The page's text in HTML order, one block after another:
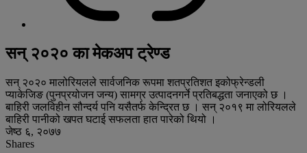
सन् २०२० का मेकअप ट्रेण्ड
सन् २०२० मालोरियलले सार्वजनिक रूपमा शतप्रतिशत इकोफ्रेन्डली
प्याकेजिङ (पुनप्रयोजन जन्य) सामग्र उत्पादनगर्ने प्रतिबद्धता जनाएको छ ।
बाहिरी जलविहीन सौन्दर्य पनि यसैतर्फ केन्द्रित छ । सन् २०१९ मा लोरियलले
बाहिरी पानीको खपत घटाई सफलता हात पारेको थियो ।
जेष्ठ ६, २०७७
Shares